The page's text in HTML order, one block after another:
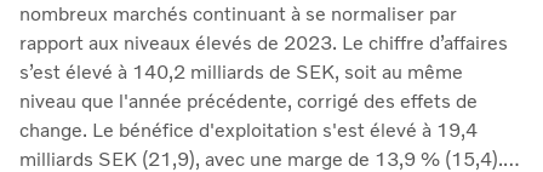
nombreux marchés continuant à se normaliser par
rapport aux niveaux élevés de 2023. Le chiffre d’affaires
s’est élevé à 140,2 milliards de SEK, soit au même
niveau que l'année précédente, corrigé des effets de
change. Le bénéfice d'exploitation s'est élevé à 19,4
milliards SEK (21,9), avec une marge de 13,9 % (15,4).